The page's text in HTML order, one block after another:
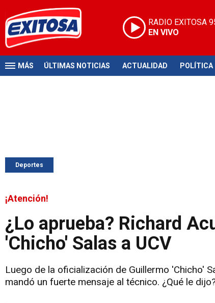
RADIO EXITOSA
EN VIVO
MÁS ÚLTIMAS NOTICIAS ACTUALIDAD POLÍTICA
Deportes
¡Atención!
¿Lo aprueba? Richard
'Chicho' Salas a UCV
Luego de la oficialización de Guillermo 'Chicho'
mandó un fuerte mensaje al técnico. ¿Qué le